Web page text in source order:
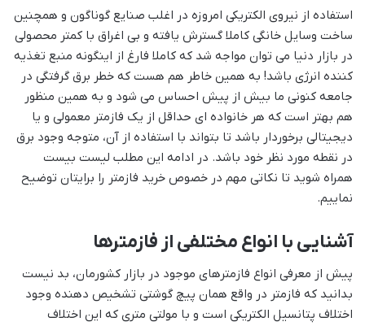
استفاده از نیروی الکتریکی امروزه در اغلب صنایع گوناگون و همچنین
ساخت وسایل خانگی کاملا گسترش یافته و بی اغراق با کمتر محصولی
در بازار دنیا می توان مواجه شد که کاملا فارغ از اینگونه منبع تغذیه
کننده انرژی باشد! به همین خاطر هم هست که خطر برق گرفتگی در
جامعه کنونی ما بیش از پیش احساس می شود و به همین منظور
هم بهتر است که هر خانواده ای حداقل از یک فازمتر معمولی و یا
دیجیتالی برخوردار باشد تا بتواند با استفاده از آن، متوجه وجود برق
در نقطه مورد نظر خود باشد. در ادامه این مطلب لیست بیست
همراه شوید تا نکاتی مهم در خصوص خرید فازمتر را برایتان توضیح
نماییم.
آشنایی با انواع مختلفی از فازمترها
پیش از معرفی انواع فازمترهای موجود در بازار کشورمان، بد نیست
بدانید که فازمتر در واقع همان پیچ گوشتی تشخیص دهنده وجود
اختلاف پتانسیل الکتریکی است و با مولتی متری که این اختلاف